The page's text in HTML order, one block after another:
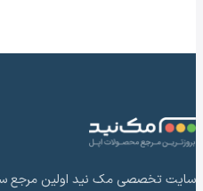
سایت تخصصی مک نید اولین مرجع